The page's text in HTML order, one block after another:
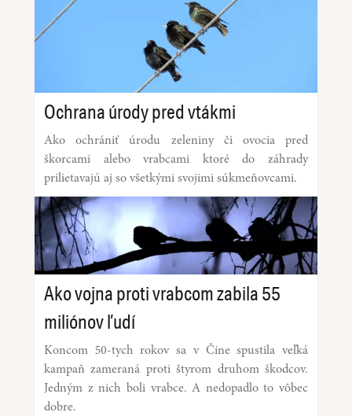
Ochrana úrody pred vtákmi
Ako ochrániť úrodu zeleniny či ovocia pred
škorcami alebo vrabcami ktoré do záhrady
prilietavajú aj so všetkými svojimi súkmeňovcami.
Ako vojna proti vrabcom zabila 55
miliónov ľudí
Koncom 50-tych rokov sa v Číne spustila veľká
kampaň zameraná proti štyrom druhom škodcov.
Jedným z nich boli vrabce. A nedopadlo to vôbec
dobre.